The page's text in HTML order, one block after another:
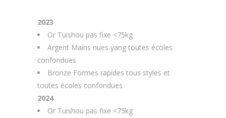
2023
Or Tuishou pas fixe <75kg
Argent Mains nues yang toutes écoles
confondues
Bronze Formes rapides tous styles et
toutes écoles confondues
2024
Or Tuishou pas fixe <75kg